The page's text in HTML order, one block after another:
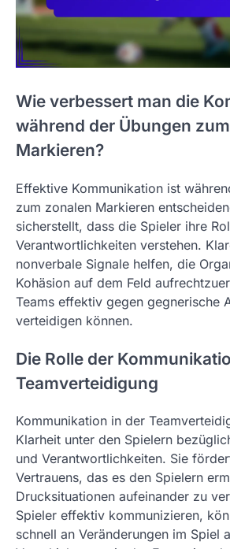
Wie verbessert man die
während der Übungen
Markieren?
Effektive Kommunikation ist
zum zonalen Markieren
sicherstellt, dass die Spieler ihre
Verantwortlichkeiten verstehen.
nonverbale Signale helfen, die
Kohäsion auf dem Feld
Teams effektiv gegen gegnerische
verteidigen können.
Die Rolle der
Teamverteidigung
Kommunikation in der
Klarheit unter den Spielern
und Verantwortlichkeiten. Sie
Vertrauens, das es den Spielern
Drucksituationen aufeinander zu
Spieler effektiv kommunizieren,
schnell an Veränderungen im Spiel